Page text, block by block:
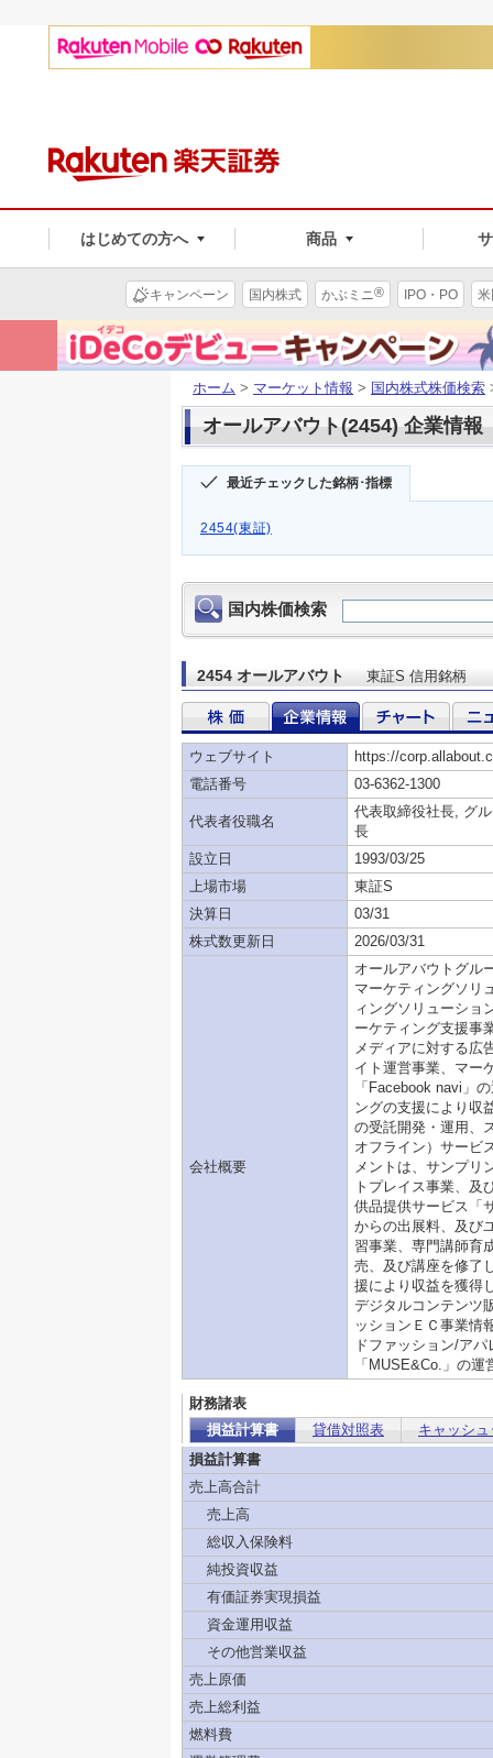
はじめての方へ 商品
キャンペーン 国内株式 かぶミニ® IPO・PO
ホーム > マーケット情報 > 国内株式株価検索
オールアバウト(2454) 企業情報
最近チェックした銘柄･指標
2454(東証)